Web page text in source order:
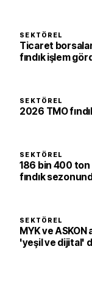
SEKTÖREL
Ticaret
fındık işlem
SEKTÖREL
2026 TMO
SEKTÖREL
186 bin 400 ton
fındık
SEKTÖREL
MYK ve
'yeşil ve dijital'